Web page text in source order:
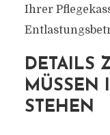
Ihrer
DETAILS
MÜSSEN
STEHEN